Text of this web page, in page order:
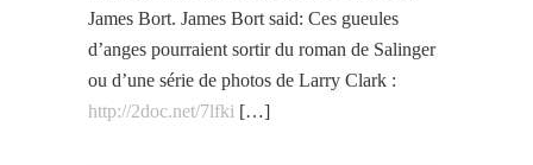
James Bort. James Bort said: Ces gueules
d’anges pourraient sortir du roman de Salinger
ou d’une série de photos de Larry Clark :
http://2doc.net/7lfki […]